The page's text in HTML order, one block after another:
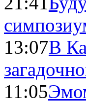
13:07В
11:05